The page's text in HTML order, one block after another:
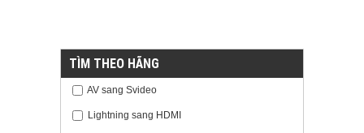
TÌM THEO HÃNG
AV sang Svideo
Lightning sang HDMI